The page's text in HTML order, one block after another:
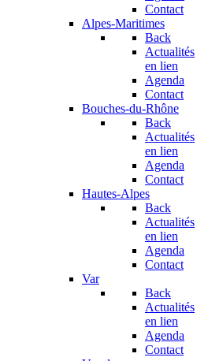
Contact
Alpes-Maritimes
Back
Actualités
en lien
Agenda
Contact
Bouches-du-Rhône
Back
Actualités
en lien
Agenda
Contact
Hautes-Alpes
Back
Actualités
en lien
Agenda
Contact
Var
Back
Actualités
en lien
Agenda
Contact